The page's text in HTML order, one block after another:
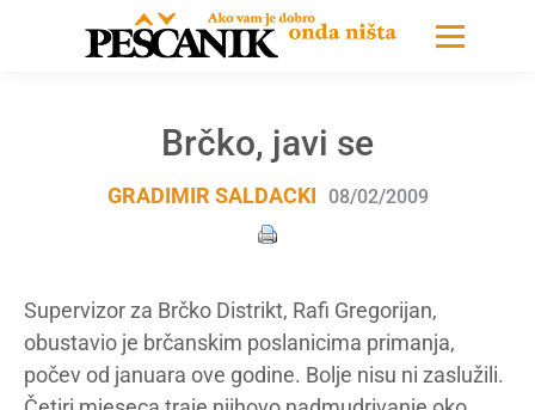
Brčko, javi se
GRADIMIR SALDACKI 08/02/2009
Supervizor za Brčko Distrikt, Rafi Gregorijan,
obustavio je brčanskim poslanicima primanja,
počev od januara ove godine. Bolje nisu ni zaslužili.